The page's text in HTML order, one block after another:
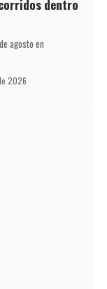
dentro
agosto en
2026